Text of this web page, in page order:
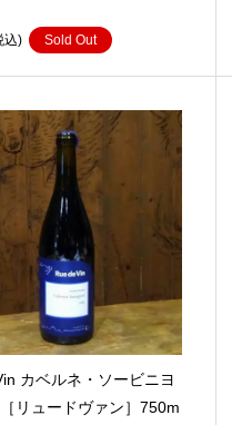
込) Sold Out
カベルネ・ソービニヨ
リュードヴァン］750m